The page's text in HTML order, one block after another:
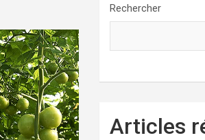
Rechercher
Articles